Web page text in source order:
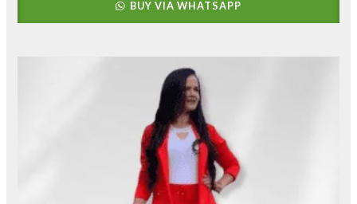
BUY VIA WHATSAPP